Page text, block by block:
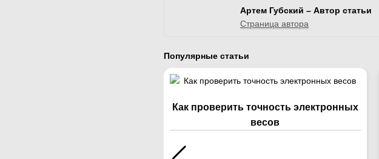
Артем Губский – Автор статьи
Страница автора
Популярные статьи
Как проверить точность электронных
весов